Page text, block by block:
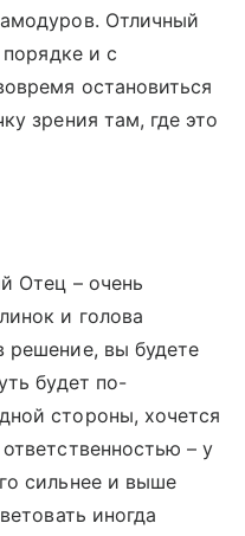
Отличный
и с
остановиться
зрения там, где это
Отец – очень
и голова
решение, вы будете
будет по-
стороны, хочется
– у
сильнее и выше
иногда